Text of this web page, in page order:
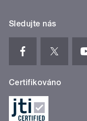
Sledujte nás
Certifikováno